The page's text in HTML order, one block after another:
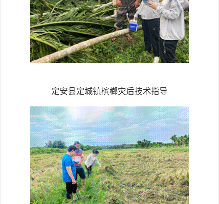
定安县定城镇槟榔灾后技术指导